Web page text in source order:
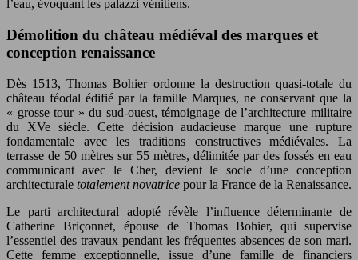
l’eau, évoquant les palazzi vénitiens.
Démolition du château médiéval des marques et
conception renaissance
Dès 1513, Thomas Bohier ordonne la destruction quasi-totale du
château féodal édifié par la famille Marques, ne conservant que la
« grosse tour » du sud-ouest, témoignage de l’architecture militaire
du XVe siècle. Cette décision audacieuse marque une rupture
fondamentale avec les traditions constructives médiévales. La
terrasse de 50 mètres sur 55 mètres, délimitée par des fossés en eau
communicant avec le Cher, devient le socle d’une conception
architecturale totalement novatrice pour la France de la Renaissance.
Le parti architectural adopté révèle l’influence déterminante de
Catherine Briçonnet, épouse de Thomas Bohier, qui supervise
l’essentiel des travaux pendant les fréquentes absences de son mari.
Cette femme exceptionnelle, issue d’une famille de financiers